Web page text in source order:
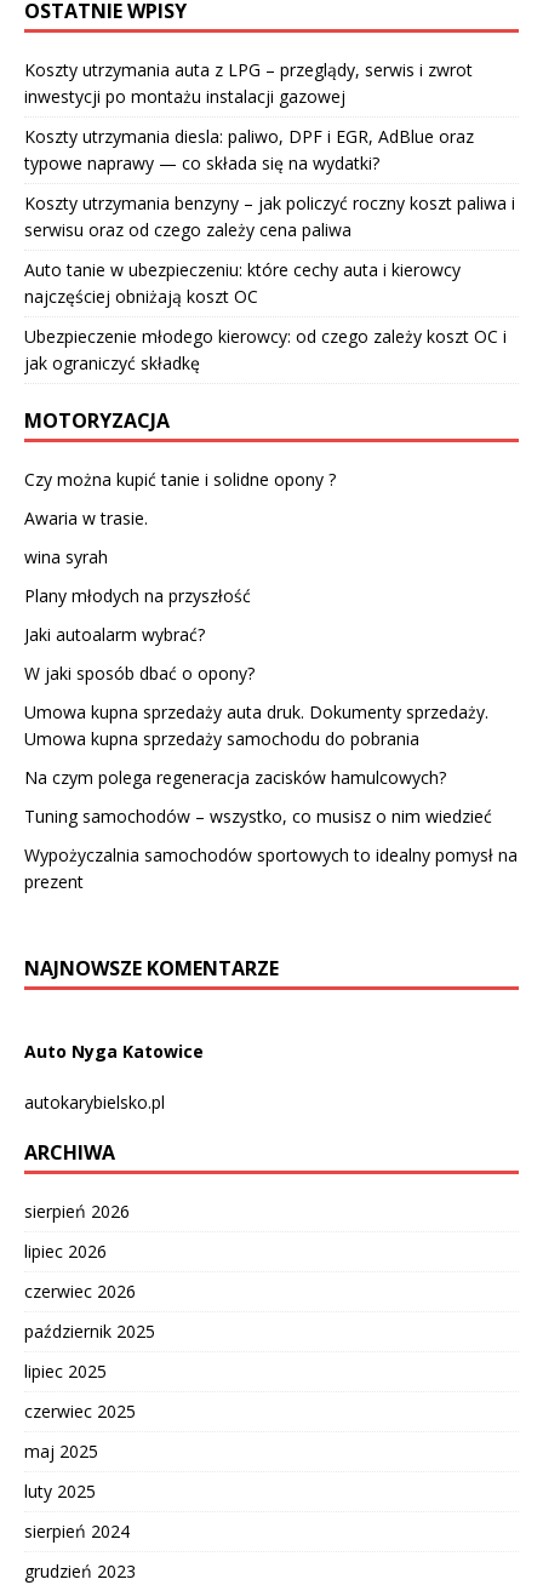
OSTATNIE WPISY
Koszty utrzymania auta z LPG – przeglądy, serwis i zwrot
inwestycji po montażu instalacji gazowej
Koszty utrzymania diesla: paliwo, DPF i EGR, AdBlue oraz
typowe naprawy — co składa się na wydatki?
Koszty utrzymania benzyny – jak policzyć roczny koszt paliwa i
serwisu oraz od czego zależy cena paliwa
Auto tanie w ubezpieczeniu: które cechy auta i kierowcy
najczęściej obniżają koszt OC
Ubezpieczenie młodego kierowcy: od czego zależy koszt OC i
jak ograniczyć składkę
MOTORYZACJA
Czy można kupić tanie i solidne opony ?
Awaria w trasie.
wina syrah
Plany młodych na przyszłość
Jaki autoalarm wybrać?
W jaki sposób dbać o opony?
Umowa kupna sprzedaży auta druk. Dokumenty sprzedaży.
Umowa kupna sprzedaży samochodu do pobrania
Na czym polega regeneracja zacisków hamulcowych?
Tuning samochodów – wszystko, co musisz o nim wiedzieć
Wypożyczalnia samochodów sportowych to idealny pomysł na
prezent
NAJNOWSZE KOMENTARZE
Auto Nyga Katowice
autokarybielsko.pl
ARCHIWA
sierpień 2026
lipiec 2026
czerwiec 2026
październik 2025
lipiec 2025
czerwiec 2025
maj 2025
luty 2025
sierpień 2024
grudzień 2023